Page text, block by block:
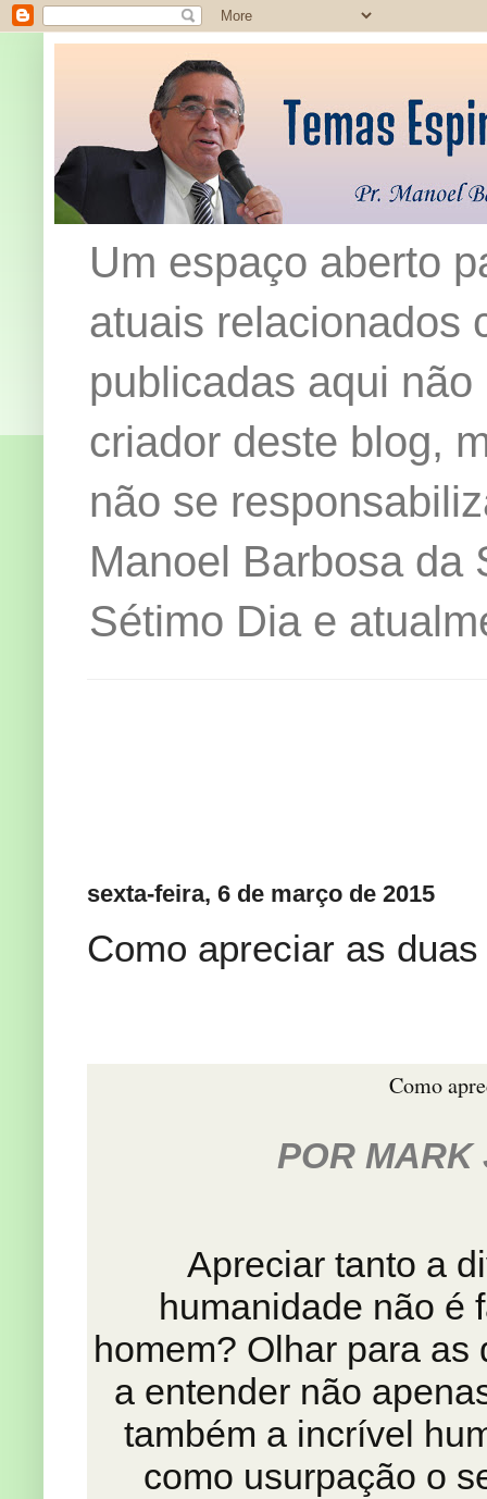
Um espaço aberto
atuais relacionados
publicadas aqui
criador deste blog,
não se
Manoel Barbosa da
Sétimo Dia e
sexta-feira, 6 de março de 2015
Como apreciar as
Como
POR MARK
Apreciar tanto a
humanidade não é
homem? Olhar para
a entender não
também a incrível
como usurpação o